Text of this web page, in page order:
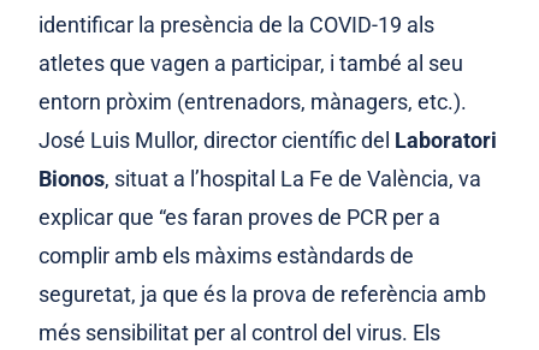
identificar la presència de la COVID-19 als
atletes que vagen a participar, i també al seu
entorn pròxim (entrenadors, mànagers, etc.).
José Luis Mullor, director científic del Laboratori
Bionos, situat a l’hospital La Fe de València, va
explicar que “es faran proves de PCR per a
complir amb els màxims estàndards de
seguretat, ja que és la prova de referència amb
més sensibilitat per al control del virus. Els